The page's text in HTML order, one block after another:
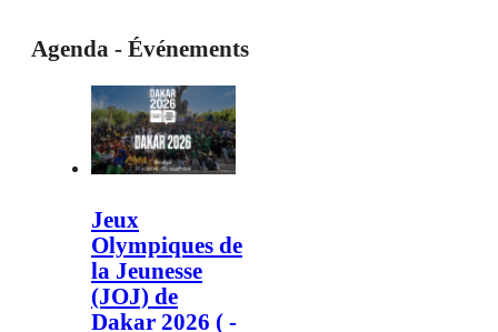
Agenda - Événements
Jeux
Olympiques de
la Jeunesse
(JOJ) de
Dakar 2026 ( -